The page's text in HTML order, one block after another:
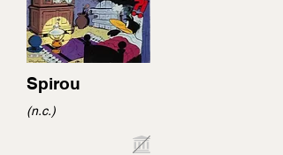
Spirou
(n.c.)